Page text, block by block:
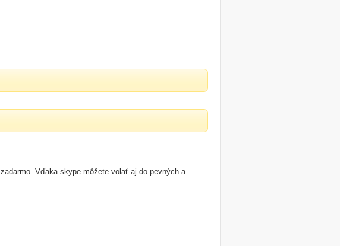
Vďaka skype môžete volať aj do pevných a